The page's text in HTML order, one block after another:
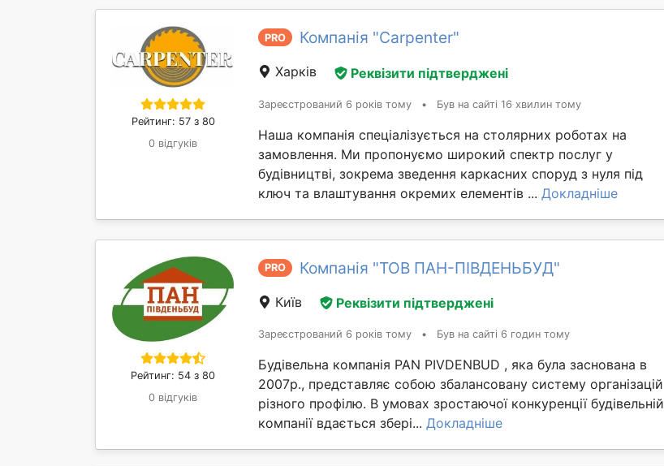
Рейтинг: 57 з 80
0 відгуків
PRO Компанія "Сarpenter"
Харків Реквізити підтверджені
Зареєстрований 6 років тому • Був на сайті 16 хвилин тому
Наша компанія спеціалізується на столярних роботах на
замовлення. Ми пропонуємо широкий спектр послуг у
будівництві, зокрема зведення каркасних споруд з нуля під
ключ та влаштування окремих елементів ... Докладніше
Рейтинг: 54 з 80
0 відгуків
PRO Компанія "ТОВ ПАН-ПІВДЕНЬБУД"
Київ Реквізити підтверджені
Зареєстрований 6 років тому • Був на сайті 6 годин тому
Будівельна компанія PAN PIVDENBUD , яка була заснована в
2007р., представляє собою збалансовану систему організацій
різного профілю. В умовах зростаючої конкуренції будівельній
компанії вдається збері... Докладніше